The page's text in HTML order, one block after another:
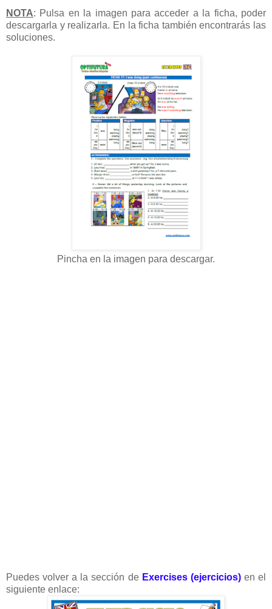
NOTA: Pulsa en la imagen para acceder a la ficha, poder
descargarla y realizarla. En la ficha también encontrarás las
soluciones.
Pincha en la imagen para descargar.
Puedes volver a la sección de Exercises (ejercicios)en el
siguiente enlace: